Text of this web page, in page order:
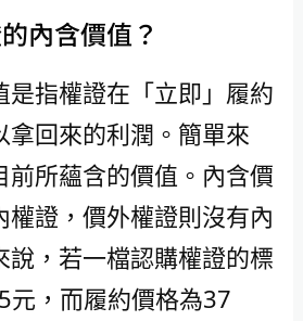
內含價值？
是指權證在「立即」履約
拿回來的利潤。簡單來
前所蘊含的價值。內含價
權證，價外權證則沒有內
說，若一檔認購權證的標
元，而履約價格為37